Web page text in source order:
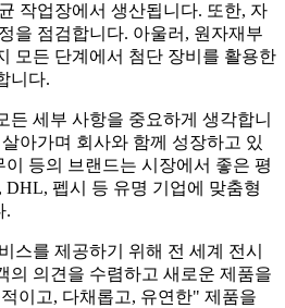
작업장에서 생산됩니다. 또한, 자
을 점검합니다. 아울러, 원자재부
모든 단계에서 첨단 장비를 활용한
니다.
든 세부 사항을 중요하게 생각합니
아가며 회사와 함께 성장하고 있
등의 브랜드는 시장에서 좋은 평
펩시 등 유명 기업에 맞춤형
.
스를 제공하기 위해 전 세계 전시
의 의견을 수렴하고 새로운 제품을
이고, 다채롭고, 유연한" 제품을